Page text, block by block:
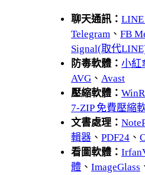
聊天通訊：
Telegram 、 FB
Signal(取代
防毒軟體： 小紅
AVG 、 Avast
壓縮軟體：
7-ZIP 免費壓縮
文書處理：
輯器 、 PDF24 、
看圖軟體：
體 、 ImageGlass